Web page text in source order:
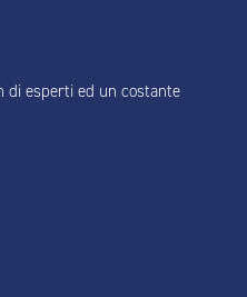
di esperti ed un costante